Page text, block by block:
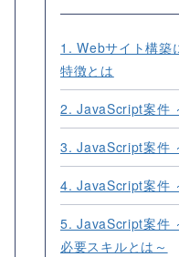
1. Webサイト構築
特徴とは
2. JavaScript案件
3. JavaScript案件
4. JavaScript案件
5. JavaScript案件
必要スキルとは～